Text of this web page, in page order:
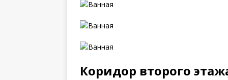
Коридор второго